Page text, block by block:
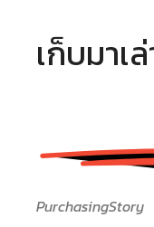
เก็บมาเ
PurchasingStory